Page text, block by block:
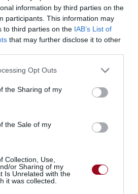
information by third parties on the
participants. This information may
to third parties on the IAB’s List of
that may further disclose it to other
Opt Outs
the Sharing of my
the Sale of my
Collection, Use,
or Sharing of my
Is Unrelated with the
it was collected.
des CD sur
de musique ou une partition au
Téléchargement
Vidéos
«Crazy World»
vidéo Chanson sans vidéo